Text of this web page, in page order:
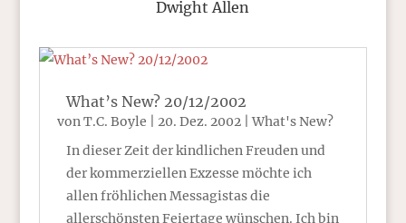
Dwight Allen
What’s New? 20/12/2002
vonT.C. Boyle 20. Dez. 2002|What's New?
In dieser Zeit der kindlichen Freuden und
der kommerziellen Exzesse möchte ich
allen fröhlichen Messagistas die
allerschönsten Feiertage wünschen. Ich bin